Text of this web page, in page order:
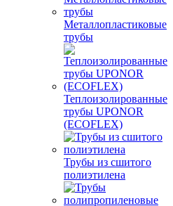
Металлопластиковые
трубы
Теплоизолированные
трубы UPONOR
(ECOFLEX)
Трубы из сшитого
полиэтилена